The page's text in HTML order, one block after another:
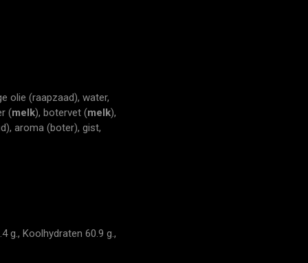
olie (raapzaad), water,
(melk), botervet (melk),
aroma (boter), gist,
g., Koolhydraten 60.9 g.,